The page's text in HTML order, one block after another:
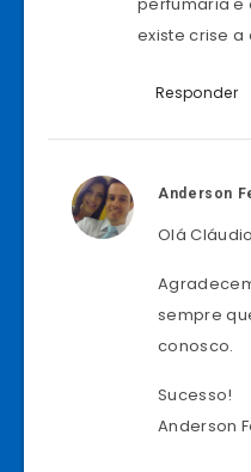
perfumaria e
existe crise a
Responder
Anderson
Olá
sempre
conosco.
Sucesso!
Anderson